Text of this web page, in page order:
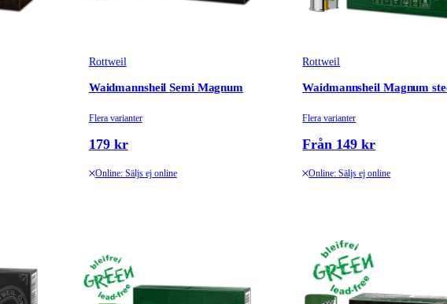
Rottweil
Waidmannsheil Semi Magnum
Flera varianter
179 kr
Online: Säljs ej online
Rottweil
Waidmannsheil Magnum
Flera varianter
Från 149 kr
Online: Säljs ej online